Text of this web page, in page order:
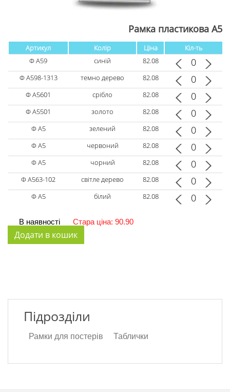
Рамка пластикова А5
Артикул Колір Ціна
Кіл-ть
Ф А59
синій
82.08
Ф А598-1313
темно дерево
82.08
Ф А5601
срібло
82.08
Ф А5501
золото
82.08
Ф А5
зелений
82.08
Ф А5
червоний
82.08
Ф А5
чорний
82.08
Ф А563-102
світле дерево
82.08
Ф А5
білий 82.08
В наявності Стара ціна: 90.90
Підрозділи
Рамки для постерів Таблички